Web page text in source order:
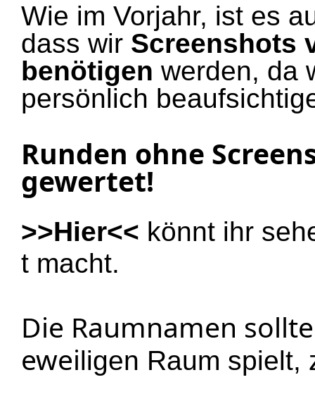
Wie im Vorjahr, ist es
dass wir Screenshots
benötigen werden, da
persönlich
Runden ohne
gewertet!
>>Hier<< könnt ihr
t macht.
Die Raumnamen
eweiligen Raum spielt,